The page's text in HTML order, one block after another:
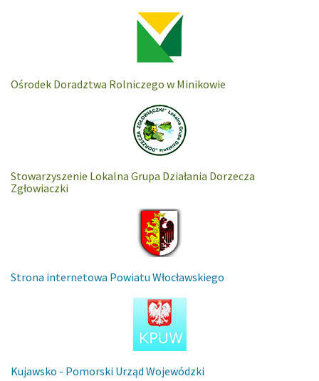
Ośrodek Doradztwa Rolniczego w Minikowie
Stowarzyszenie Lokalna Grupa Działania Dorzecza
Zgłowiaczki
Strona internetowa Powiatu Włocławskiego
Kujawsko - Pomorski Urząd Wojewódzki